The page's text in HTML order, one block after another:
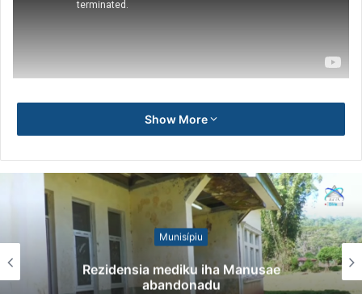
Show More
Munisípiu
Rezidensia mediku iha Manusae
abandonadu